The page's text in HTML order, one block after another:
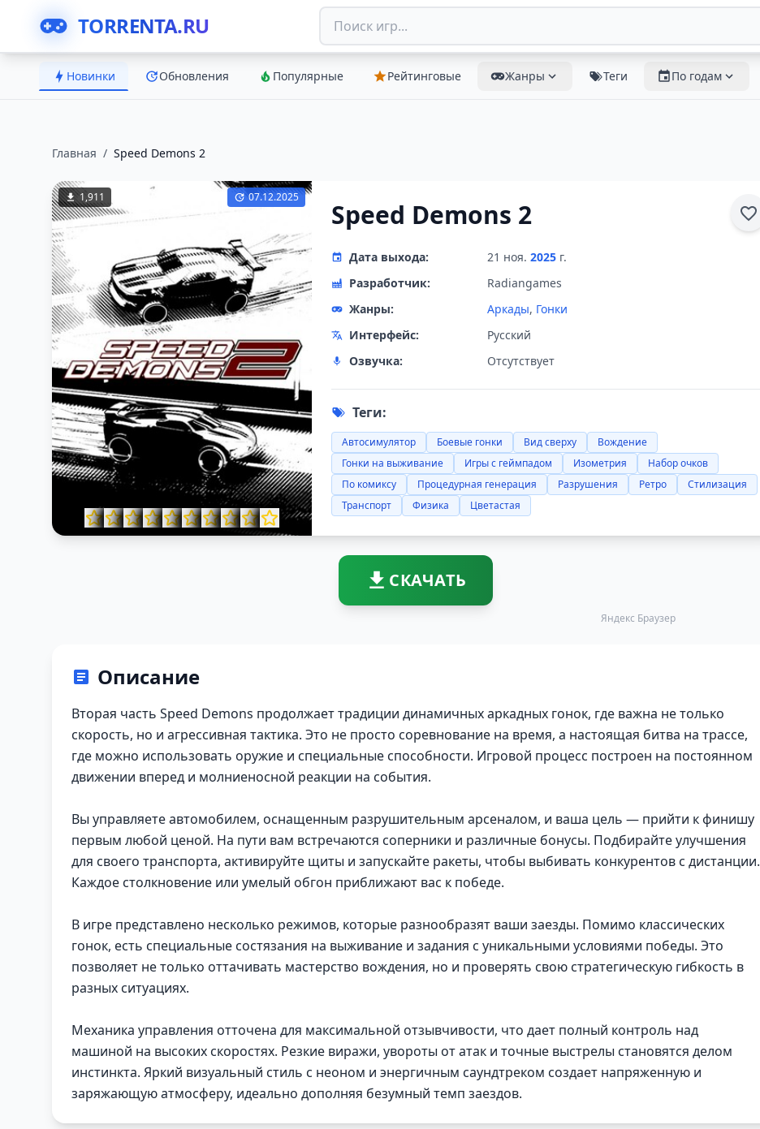
TORRENTA.RU
Новинки Обновления Популярные Рейтинговые Жанры Теги По годам
Главная / Speed Demons 2
1,911 07.12.2025
Speed Demons 2
Дата выхода: 21 ноя. 2025 г.
Разработчик:
Radiangames
Жанры:
Аркады, Гонки
Интерфейс:
Русский
Озвучка:
Отсутствует
Теги:
Автосимулятор Боевые гонки Вид сверху
Вождение
Гонки на выживание
Игры с геймпадом Изометрия
Набор очков
По комиксу
Процедурная генерация Разрушения Ретро
Стилизация
Транспорт
Физика Цветастая
СКАЧАТЬ
Яндекс Браузер
Описание
Вторая часть Speed Demons продолжает традиции динамичных аркадных гонок, где важна не только
скорость, но и агрессивная тактика. Это не просто соревнование на время, а настоящая битва на трассе,
где можно использовать оружие и специальные способности. Игровой процесс построен на постоянном
движении вперед и молниеносной реакции на события.
Вы управляете автомобилем, оснащенным разрушительным арсеналом, и ваша цель — прийти к финишу
первым любой ценой. На пути вам встречаются соперники и различные бонусы. Подбирайте улучшения
для своего транспорта, активируйте щиты и запускайте ракеты, чтобы выбивать конкурентов с дистанции.
Каждое столкновение или умелый обгон приближают вас к победе.
В игре представлено несколько режимов, которые разнообразят ваши заезды. Помимо классических
гонок, есть специальные состязания на выживание и задания с уникальными условиями победы. Это
позволяет не только оттачивать мастерство вождения, но и проверять свою стратегическую гибкость в
разных ситуациях.
Механика управления отточена для максимальной отзывчивости, что дает полный контроль над
машиной на высоких скоростях. Резкие виражи, увороты от атак и точные выстрелы становятся делом
инстинкта. Яркий визуальный стиль с неоном и энергичным саундтреком создает напряженную и
заряжающую атмосферу, идеально дополняя безумный темп заездов.